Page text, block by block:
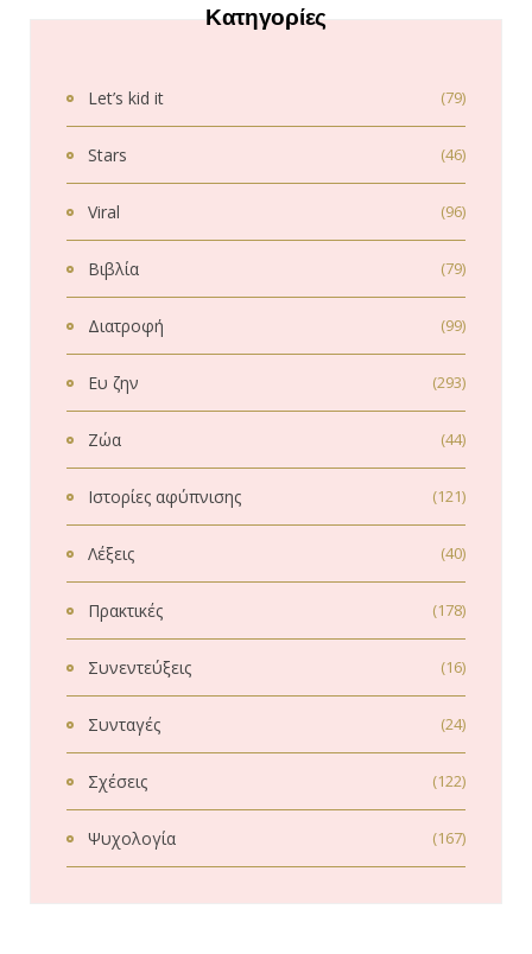
Κατηγορίες
Let’s kid it (79)
Stars (46)
Viral (96)
Βιβλία (79)
Διατροφή (99)
Ευ ζην (293)
Ζώα (44)
Ιστορίες αφύπνισης (121)
Λέξεις (40)
Πρακτικές (178)
Συνεντεύξεις (16)
Συνταγές (24)
Σχέσεις (122)
Ψυχολογία (167)